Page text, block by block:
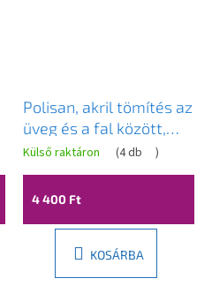
Polisan, akril tömítés az
üveg és a fal között,
hossza 2000-8 mm
üveg, 307A-08
Külső raktáron (4 db )
4 400 Ft
KOSÁRBA